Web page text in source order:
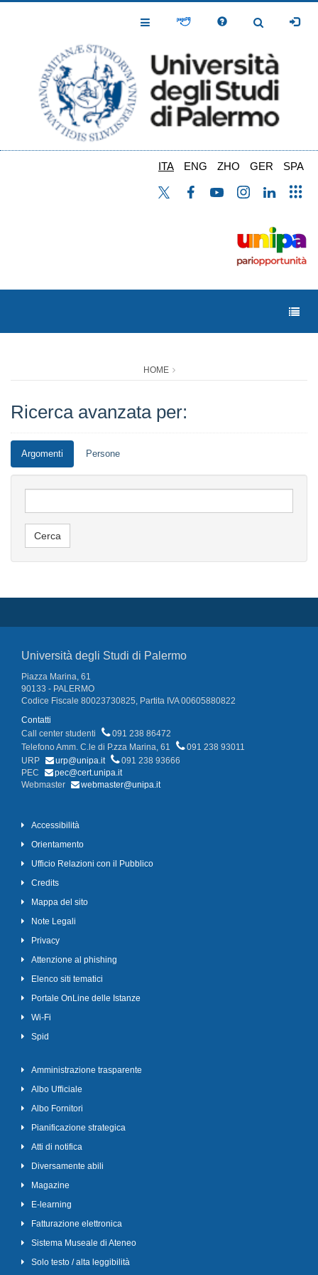
Toggle
Toggle
ITA ENG ZHO GER SPA
HOME
Ricerca avanzata per:
Argomenti Persone
Università degli Studi di Palermo
Piazza Marina, 61
90133 - PALERMO
Codice Fiscale 80023730825, Partita IVA 00605880822
Contatti
Call center studenti
091 238 86472
Telefono Amm. C.le di P.zza Marina, 61
091 238 93011
URP
urp@unipa.it
091 238 93666
PEC
pec@cert.unipa.it
Webmaster
webmaster@unipa.it
Accessibilità
Orientamento
Ufficio Relazioni con il Pubblico
Credits
Mappa del sito
Note Legali
Privacy
Attenzione al phishing
Elenco siti tematici
Portale OnLine delle Istanze
Wi-Fi
Spid
Amministrazione trasparente
Albo Ufficiale
Albo Fornitori
Pianificazione strategica
Atti di notifica
Diversamente abili
Magazine
E-learning
Fatturazione elettronica
Sistema Museale di Ateneo
Solo testo / alta leggibilità